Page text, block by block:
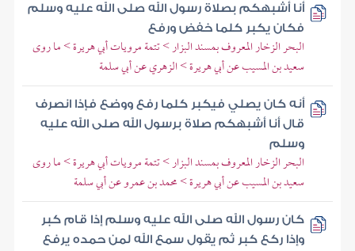
أنا أشبهكم بصلاة رسول الله صلى الله عليه وسلم
فكان يكبر كلما خفض ورفع
البحر الزخار المعروف بمسند البزار > تتمة مرويات أبي هريرة > ما روى
سعيد بن المسيب عن أبي هريرة > الزهري عن أبي سلمة
أنه كان يصلي فيكبر كلما رفع ووضع فإذا انصرف
قال أنا أشبهكم صلاة برسول الله صلى الله عليه
وسلم
البحر الزخار المعروف بمسند البزار > تتمة مرويات أبي هريرة > ما روى
سعيد بن المسيب عن أبي هريرة > محمد بن عمرو عن أبي سلمة
كان رسول الله صلى الله عليه وسلم إذا قام كبر
وإذا ركع كبر ثم يقول سمع الله لمن حمده يرفع